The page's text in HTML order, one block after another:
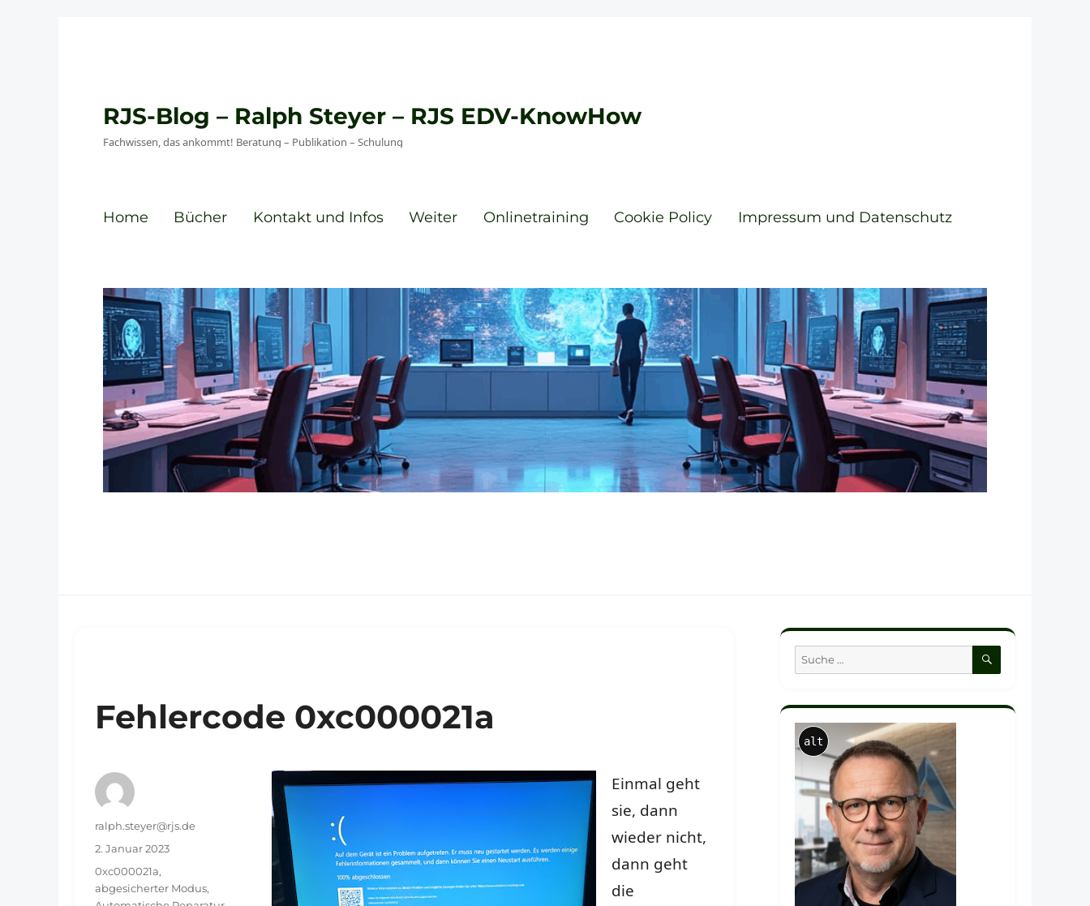
RJS-Blog – Ralph Steyer – RJS EDV-KnowHow
Fachwissen, das ankommt! Beratung – Publikation – Schulung
Home Bücher Kontakt und Infos Weiter Onlinetraining Cookie Policy Impressum und Datenschutz
Fehlercode 0xc000021a
Einmal geht
sie, dann
wieder nicht,
dann geht
die
Autor
ralph.steyer@rjs.de
Veröffentlicht
am
2. Januar 2023
Schlagwörter
0xc000021a,
abgesicherter Modus,
Suche
nach:
SUCHEN
alt